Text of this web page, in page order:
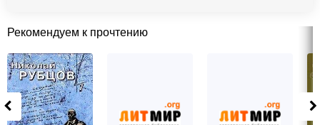
Рекомендуем к прочтению